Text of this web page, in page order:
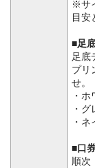
※サ
目安
■足
足底
プリ
せ。
・
・
・
■口
順次